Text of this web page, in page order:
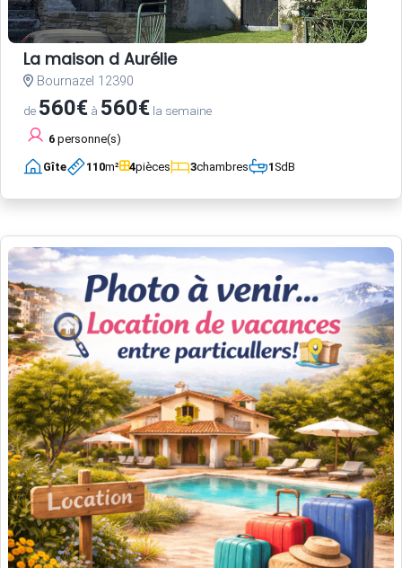
La maison d Aurélie
Bournazel 12390
de 560€ à 560€ la semaine
6 personne(s)
Gîte 110m² 4pièces 3chambres 1SdB